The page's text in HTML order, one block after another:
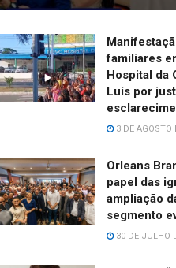
familiares
Hospital da
Luís por
3 DE AGOSTO
Orleans
papel das
ampliação
segmento
30 DE JULHO